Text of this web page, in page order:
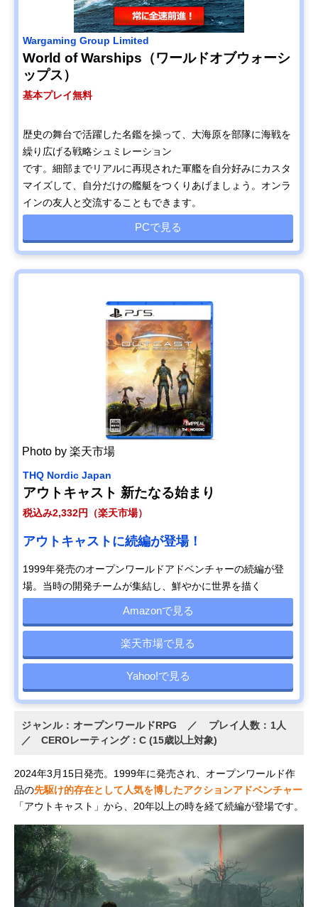
Wargaming Group Limited
World of Warships（ワールドオブウォーシ
ップス）
基本プレイ無料
歴史の舞台で活躍した名鑑を操って、大海原を部隊に海戦を
繰り広げる戦略シュミレーション
です。細部までリアルに再現された軍艦を自分好みにカスタ
マイズして、自分だけの艦艇をつくりあげましょう。オンラ
インの友人と交流することもできます。
PCで見る
Photo by 楽天市場
THQ Nordic Japan
アウトキャスト 新たなる始まり
税込み2,332円（楽天市場）
アウトキャストに続編が登場！
1999年発売のオープンワールドアドベンチャーの続編が登
場。当時の開発チームが集結し、鮮やかに世界を描く
Amazonで見る
楽天市場で見る
Yahoo!で見る
ジャンル：オープンワールドRPG ／ プレイ人数：1人
／ CEROレーティング：C (15歳以上対象)
2024年3月15日発売。1999年に発売され、オープンワールド作
品の先駆け的存在として人気を博したアクションアドベンチャー
「アウトキャスト」から、20年以上の時を経て続編が登場です。